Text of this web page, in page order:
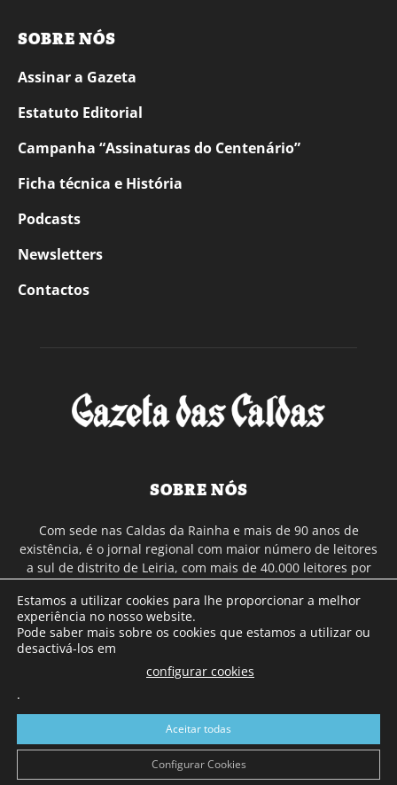
SOBRE NÓS
Assinar a Gazeta
Estatuto Editorial
Campanha “Assinaturas do Centenário”
Ficha técnica e História
Podcasts
Newsletters
Contactos
SOBRE NÓS
Com sede nas Caldas da Rainha e mais de 90 anos de
existência, é o jornal regional com maior número de leitores
a sul de distrito de Leiria, com mais de 40.000 leitores por
Continental e assinatura online.
SIGA-NOS
© Gazeta das Caldas - 2026
Estamos a utilizar cookies para lhe proporcionar a melhor
experiência no nosso website.
Pode saber mais sobre os cookies que estamos a utilizar ou
desactivá-los em
configurar cookies
.
Aceitar todas
Configurar Cookies